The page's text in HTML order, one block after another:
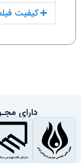
کیفیت
دارای